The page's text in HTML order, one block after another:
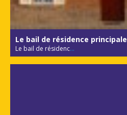
Le bail de résidence principale
Le bail de résidenc...